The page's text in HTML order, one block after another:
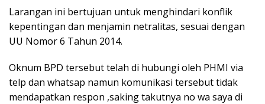
Larangan ini bertujuan untuk menghindari konflik
kepentingan dan menjamin netralitas, sesuai dengan
UU Nomor 6 Tahun 2014.
Oknum BPD tersebut telah di hubungi oleh PHMI via
telp dan whatsap namun komunikasi tersebut tidak
mendapatkan respon ,saking takutnya no wa saya di